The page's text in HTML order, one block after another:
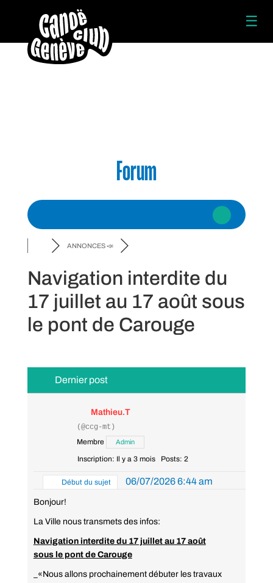
☰
Forum
ANNONCES 📣
Navigation interdite du
17 juillet au 17 août sous
le pont de Carouge
Dernier post
Mathieu.T
(@ccg-mt)
Membre
Admin
Inscription: Il y a 3 mois Posts: 2
Début du sujet 06/07/2026 6:44 am
Bonjour!
La Ville nous transmets des infos:
Navigation interdite du 17 juillet au 17 août
sous le pont de Carouge
_«Nous allons prochainement débuter les travaux